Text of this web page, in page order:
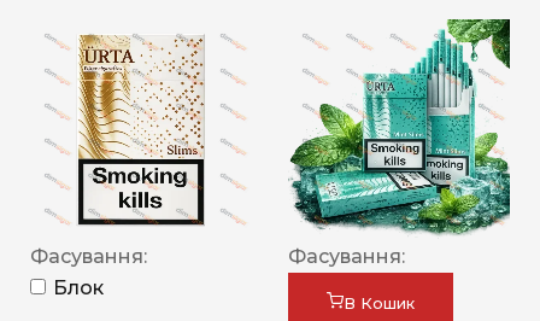
Фасування:
Блок
Фасування:
В Кошик